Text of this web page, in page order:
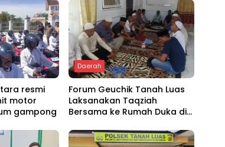
resmi
motor
gampong
Daerah
Forum Geuchik Tanah Luas
Laksanakan Taqziah
Bersama ke Rumah Duka di